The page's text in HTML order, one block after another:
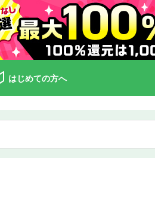
はじめての方へ